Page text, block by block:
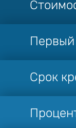
Первый
Срок